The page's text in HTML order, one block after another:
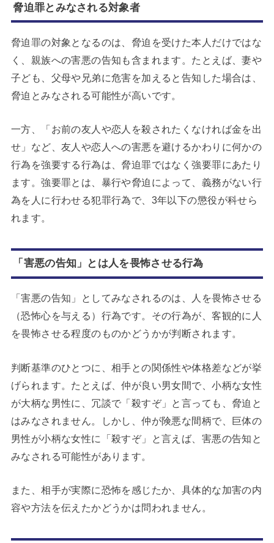
脅迫罪とみなされる対象者
脅迫罪の対象となるのは、脅迫を受けた本人だけではな
く、親族への害悪の告知も含まれます。たとえば、妻や
子ども、父母や兄弟に危害を加えると告知した場合は、
脅迫とみなされる可能性が高いです。
一方、「お前の友人や恋人を殺されたくなければ金を出
せ」など、友人や恋人への害悪を避けるかわりに何かの
行為を強要する行為は、脅迫罪ではなく強要罪にあたり
ます。強要罪とは、暴行や脅迫によって、義務がない行
為を人に行わせる犯罪行為で、3年以下の懲役が科せら
れます。
「害悪の告知」とは人を畏怖させる行為
「害悪の告知」としてみなされるのは、人を畏怖させる
（恐怖心を与える）行為です。その行為が、客観的に人
を畏怖させる程度のものかどうかが判断されます。
判断基準のひとつに、相手との関係性や体格差などが挙
げられます。たとえば、仲が良い男女間で、小柄な女性
が大柄な男性に、冗談で「殺すぞ」と言っても、脅迫と
はみなされません。しかし、仲が険悪な間柄で、巨体の
男性が小柄な女性に「殺すぞ」と言えば、害悪の告知と
みなされる可能性があります。
また、相手が実際に恐怖を感じたか、具体的な加害の内
容や方法を伝えたかどうかは問われません。